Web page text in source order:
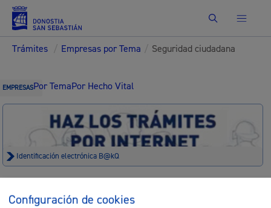
Buscar
Trámites / Empresas por Tema / Seguridad ciudadana
EMPRESASPor TemaPor Hecho Vital
Identificación electrónica B@kQ
Trámites para Empresas
Configuración de cookies